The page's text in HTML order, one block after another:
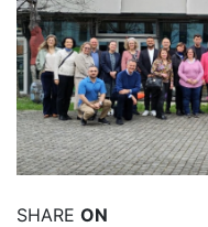
SHARE ON